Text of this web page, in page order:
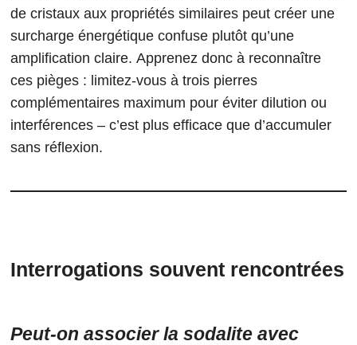
de cristaux aux propriétés similaires peut créer une
surcharge énergétique confuse plutôt qu’une
amplification claire. Apprenez donc à reconnaître
ces pièges : limitez-vous à trois pierres
complémentaires maximum pour éviter dilution ou
interférences – c’est plus efficace que d’accumuler
sans réflexion.
Interrogations souvent rencontrées
Peut-on associer la sodalite avec